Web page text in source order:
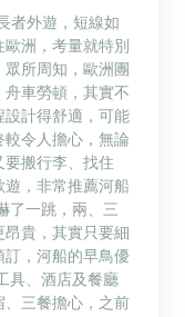
者外遊，短線如
洲，考量就特別
所周知，歐洲團
車勞頓，其實不
計得舒適，可能
令人擔心，無論
搬行李、找住
，非常推薦河船
了一跳，兩、三
貴，其實只要細
，河船的早鳥優
具、酒店及餐廳
三餐擔心，之前